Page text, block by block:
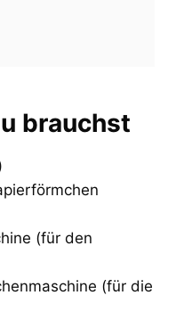
brauchst
(für den
(für die